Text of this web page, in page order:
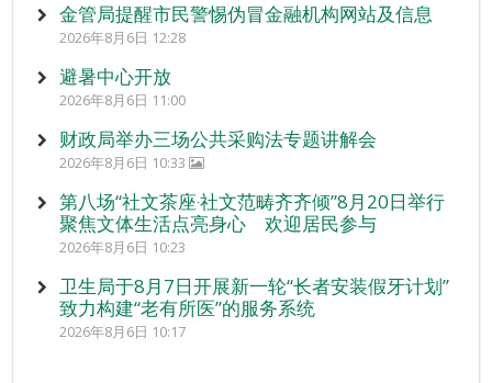
金管局提醒市民警惕伪冒金融机构网站及信息
2026年8月6日 12:28
避暑中心开放
2026年8月6日 11:00
财政局举办三场公共采购法专题讲解会
2026年8月6日 10:33
第八场“社文茶座‧社文范畴齐齐倾”8月20日举行
聚焦文体生活点亮身心 欢迎居民参与
2026年8月6日 10:23
卫生局于8月7日开展新一轮“长者安装假牙计划”
致力构建“老有所医”的服务系统
2026年8月6日 10:17